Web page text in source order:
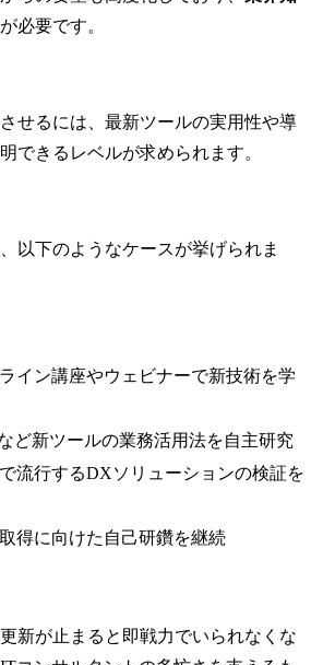
が必要です。
せるには、最新ツールの実用性や導
できるレベルが求められます。
以下のようなケースが挙げられま
イン講座やウェビナーで新技術を学
ど新ツールの業務活用法を自主研究
流行するDXソリューションの検証を
得に向けた自己研鑽を継続
新が止まると即戦力でいられなくな